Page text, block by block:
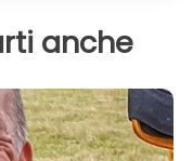
anche